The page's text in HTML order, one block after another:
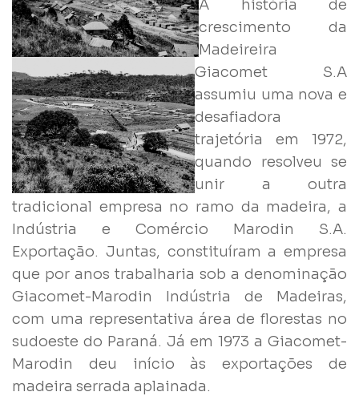
A história de
crescimento da
Madeireira
Giacomet S.A
assumiu uma nova e
desafiadora
trajetória em 1972,
quando resolveu se
unir a outra
tradicional empresa no ramo da madeira, a
Indústria e Comércio Marodin S.A.
Exportação. Juntas, constituíram a empresa
que por anos trabalharia sob a denominação
Giacomet-Marodin Indústria de Madeiras,
com uma representativa área de florestas no
sudoeste do Paraná. Já em 1973 a Giacomet-
Marodin deu início às exportações de
madeira serrada aplainada.